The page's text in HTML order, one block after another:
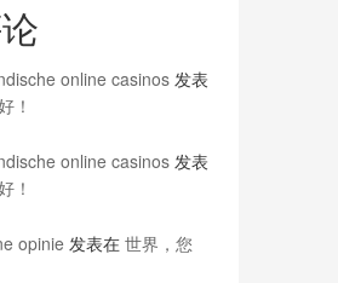
online casinos发表
！
online casinos发表
！
opinie 发表在 世界，您